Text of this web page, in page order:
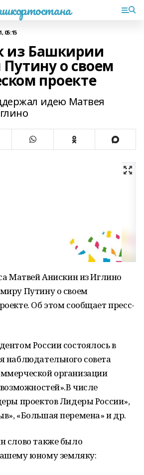
05:15
из Башкирии
Путину о своем
проекте
идею Матвея
Матвей Анискин из Иглино
Путину о своем
Об этом сообщает пресс-
России состоялось в
наблюдательного совета
организации
числе
проектов Лидеры России»,
«Большая перемена» и др.
слово также было
юному земляку: